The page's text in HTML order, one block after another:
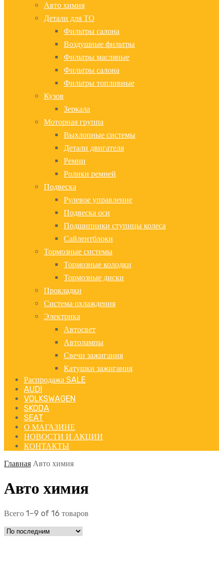
Авто химия
Детали для ТО
Фильтры салона
Воздушные фильтры
Фильтры масляные
Фильтры салона
Фильтры топливные
Кузов
Зеркала
Моторная группа
Выхлопные системы
Детали двигателя
Ремни
Ролики ремней
Подвеска
Рулевое управление
Подвеска оси
Подшипники ступицы колеса
Сайлентблоки
Тормозные системы
Тормозные колодки
Тормозные диски
Прокладки
Система охлаждения
Электрика
Автосвет
Автолампы
Свечи зажигания
Катушки зажигания
Распродажа SALE
AUDI
VOLKSWAGEN
SKODA
SEAT
О МАГАЗИНЕ
НОВОСТИ И АКЦИИ
КОНТАКТЫ
Главная Авто химия
Авто химия
Всего 1–9 of 16 товаров